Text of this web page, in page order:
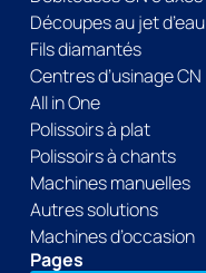
Découpes au jet d’eau
Fils diamantés
Centres d’usinage CN
All in One
Polissoirs à plat
Polissoirs à chants
Machines manuelles
Autres solutions
Machines d’occasion
Pages